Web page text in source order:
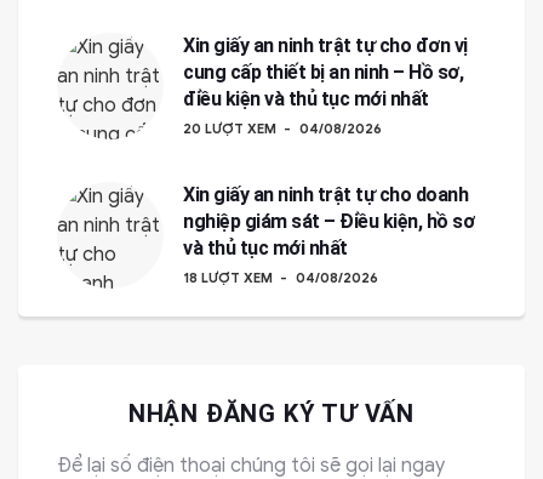
Xin giấy an ninh trật tự cho đơn vị
cung cấp thiết bị an ninh – Hồ sơ,
điều kiện và thủ tục mới nhất
20 LƯỢT XEM 04/08/2026
Xin giấy an ninh trật tự cho doanh
nghiệp giám sát – Điều kiện, hồ sơ
và thủ tục mới nhất
18 LƯỢT XEM 04/08/2026
NHẬN ĐĂNG KÝ TƯ VẤN
Để lại số điện thoại chúng tôi sẽ gọi lại ngay